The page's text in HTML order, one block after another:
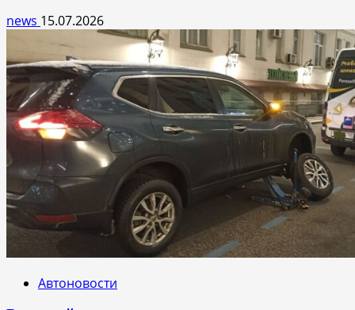
news 15.07.2026
Автоновости